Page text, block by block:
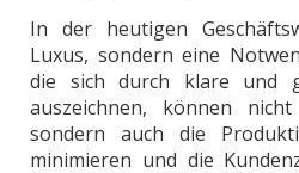
In der heutigen
Luxus, sondern eine
die sich durch klare und
auszeichnen, können
sondern auch die
minimieren und die